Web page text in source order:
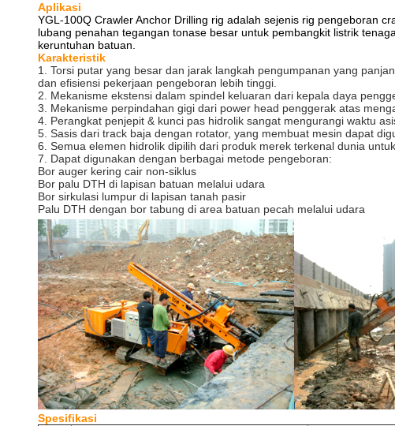
Aplikasi
YGL-100Q Crawler Anchor Drilling rig adalah sejenis rig pengeboran
lubang penahan tegangan tonase besar untuk pembangkit listrik
keruntuhan batuan.
Karakteristik
1. Torsi putar yang besar dan jarak langkah pengumpanan yang
dan efisiensi pekerjaan pengeboran lebih tinggi.
2. Mekanisme ekstensi dalam spindel keluaran dari kepala daya
3. Mekanisme perpindahan gigi dari power head penggerak atas
4. Perangkat penjepit & kunci pas hidrolik sangat mengurangi waktu
5. Sasis dari track baja dengan rotator, yang membuat mesin dapat
6. Semua elemen hidrolik dipilih dari produk merek terkenal dunia
7. Dapat digunakan dengan berbagai metode pengeboran:
Bor auger kering cair non-siklus
Bor palu DTH di lapisan batuan melalui udara
Bor sirkulasi lumpur di lapisan tanah pasir
Palu DTH dengan bor tabung di area batuan pecah melalui udara
Spesifikasi